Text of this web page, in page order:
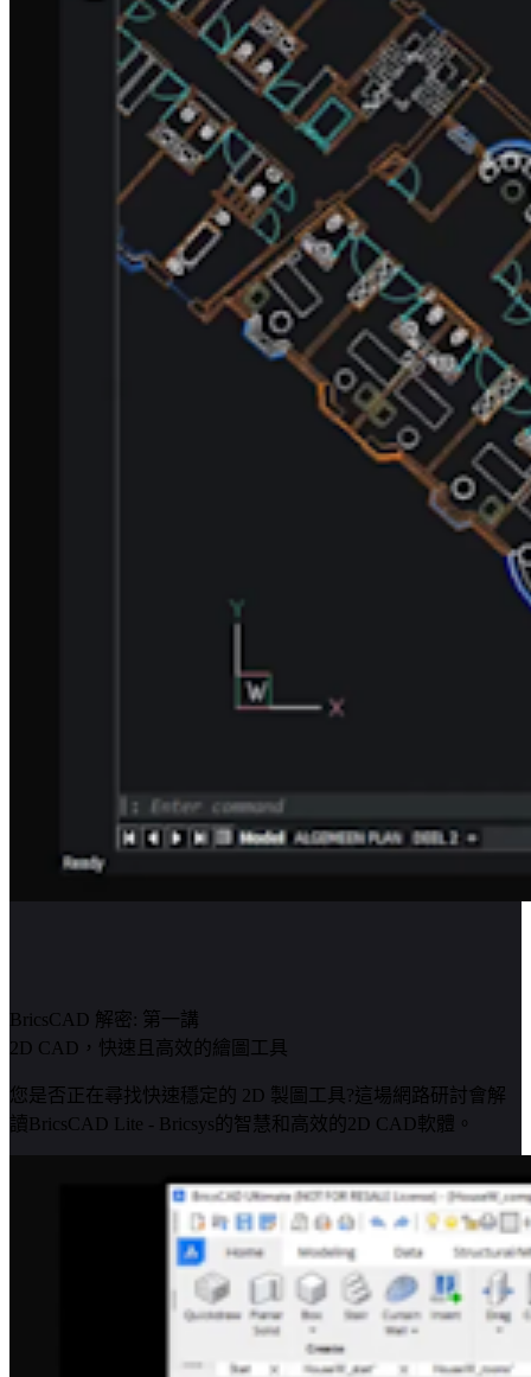
BricsCAD 解密: 第一講
2D CAD，快速且高效的繪圖工具
您是否正在尋找快速穩定的 2D 製圖工具?這場網路研討會解
讀BricsCAD Lite - Bricsys的智慧和高效的2D CAD軟體。